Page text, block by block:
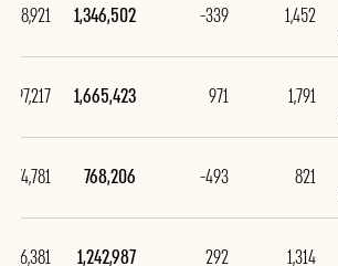
1,452
-339
1,346,502
-318,921
1,791
971
1,665,423
897,217
821
-493
768,206
-474,781
1,314
292
1,242,987
286,381